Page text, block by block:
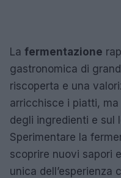
La fermentazione
gastronomica di
riscoperta e una
arricchisce i piatti,
degli ingredienti e sul
Sperimentare la
scoprire nuovi sapori
unica dell’esperienza